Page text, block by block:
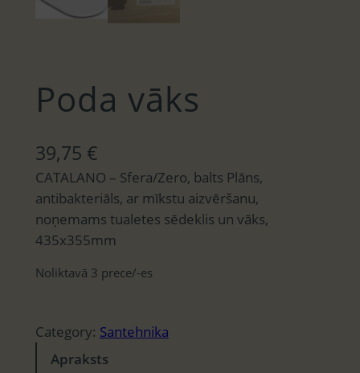
Poda vāks
39,75 €
CATALANO – Sfera/Zero, balts Plāns,
antibakteriāls, ar mīkstu aizvēršanu,
noņemams tualetes sēdeklis un vāks,
435x355mm
Noliktavā 3 prece/-es
Category: Santehnika
Apraksts